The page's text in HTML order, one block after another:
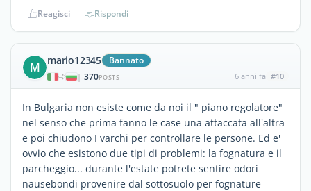
Reagisci Rispondi
M mario12345 Bannato
| 370POSTS 6 anni fa #10
In Bulgaria non esiste come da noi il " piano regolatore"
nel senso che prima fanno le case una attaccata all'altra
e poi chiudono I varchi per controllare le persone. Ed e'
ovvio che esistono due tipi di problemi: la fognatura e il
parcheggio... durante l'estate potrete sentire odori
nausebondi provenire dal sottosuolo per fognature